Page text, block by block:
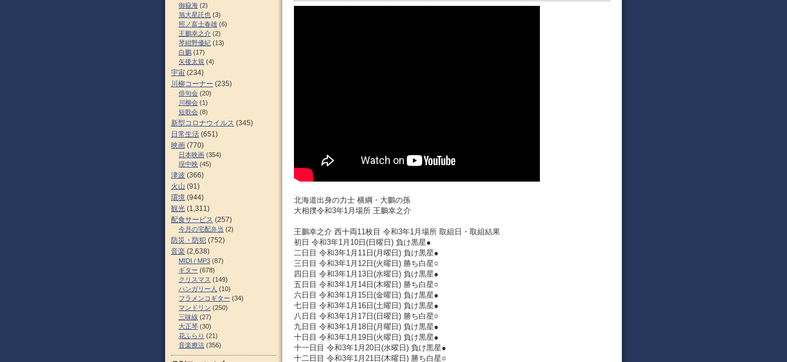
北海道出身の力士 横綱・大鵬の孫
大相撲令和3年1月場所 王鵬幸之介
王鵬幸之介 西十両11枚目 令和3年1月場所 取組日・取組結果
初日 令和3年1月10日(日曜日) 負け黒星●
二日目 令和3年1月11日(月曜日) 負け黒星●
三日目 令和3年1月12日(火曜日) 勝ち白星○
四日目 令和3年1月13日(水曜日) 負け黒星●
五日目 令和3年1月14日(木曜日) 勝ち白星○
六日目 令和3年1月15日(金曜日) 負け黒星●
七日目 令和3年1月16日(土曜日) 負け黒星●
八日目 令和3年1月17日(日曜日) 勝ち白星○
九日目 令和3年1月18日(月曜日) 負け黒星●
十日目 令和3年1月19日(火曜日) 負け黒星●
十一日目 令和3年1月20日(水曜日) 負け黒星●
十二日目 令和3年1月21日(木曜日) 勝ち白星○
御嶽海 (2)
旭大星託也 (3)
照ノ富士春雄 (6)
王鵬幸之介 (2)
琴紺野優紀 (13)
白鵬 (17)
矢後太規 (4)
宇宙 (234)
川柳コーナー (235)
俳句会 (20)
川柳会 (1)
短歌会 (8)
新型コロナウイルス (345)
日常生活 (651)
映画 (770)
日本映画 (354)
現中映 (45)
津波 (366)
火山 (91)
環境 (944)
観光 (1,311)
配食サービス (257)
今月の宅配弁当 (2)
防災・防犯 (752)
音楽 (2,638)
MIDI / MP3 (87)
ギター (678)
クリスマス (149)
ハンガリー人 (10)
フラメンコギター (34)
マンドリン (250)
三味線 (27)
大正琴 (30)
花ふらり (21)
音楽療法 (356)